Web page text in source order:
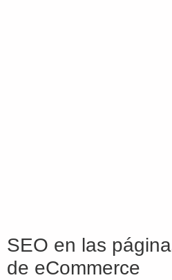
SEO en las
de eCommerce